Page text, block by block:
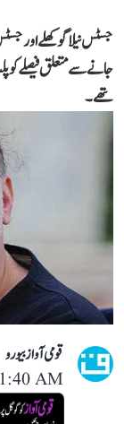
جسٹس نیلا گوکھلے اور
جانے سے متعلق فیصلے کو
تھے۔
قومی آواز بیورو
AM